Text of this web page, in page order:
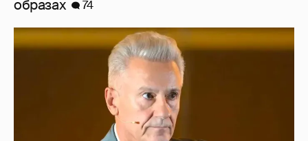
"Сломанные судьбы". Олег Меньшиков
призвал закрыть неэффективные
театральные вузы в России